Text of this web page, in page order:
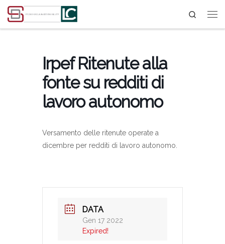
Passa al contenuto Search
Irpef Ritenute alla
fonte su redditi di
lavoro autonomo
Versamento delle ritenute operate a
dicembre per redditi di lavoro autonomo.
DATA
Gen 17 2022
Expired!